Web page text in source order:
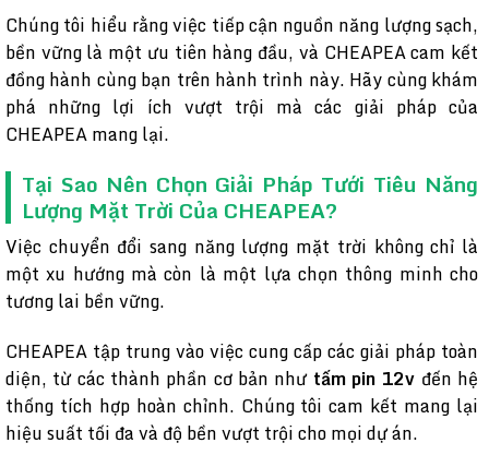
Chúng tôi hiểu rằng việc tiếp cận nguồn năng lượng sạch,
bền vững là một ưu tiên hàng đầu, và CHEAPEA cam kết
đồng hành cùng bạn trên hành trình này. Hãy cùng khám
phá những lợi ích vượt trội mà các giải pháp của
CHEAPEA mang lại.
Tại Sao Nên Chọn Giải Pháp Tưới Tiêu Năng
Lượng Mặt Trời Của CHEAPEA?
Việc chuyển đổi sang năng lượng mặt trời không chỉ là
một xu hướng mà còn là một lựa chọn thông minh cho
tương lai bền vững.
CHEAPEA tập trung vào việc cung cấp các giải pháp toàn
diện, từ các thành phần cơ bản như tấm pin 12v đến hệ
thống tích hợp hoàn chỉnh. Chúng tôi cam kết mang lại
hiệu suất tối đa và độ bền vượt trội cho mọi dự án.